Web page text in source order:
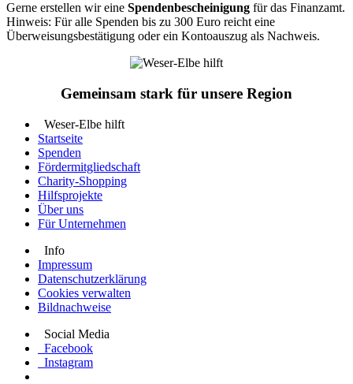
Gerne erstellen wir eine Spendenbescheinigung für das Finanzamt.
Hinweis: Für alle Spenden bis zu 300 Euro reicht eine
Überweisungsbestätigung oder ein Kontoauszug als Nachweis.
Gemeinsam stark für unsere Region
Weser-Elbe hilft
Startseite
Spenden
Fördermitgliedschaft
Charity-Shopping
Hilfsprojekte
Über uns
Für Unternehmen
Info
Impressum
Datenschutzerklärung
Cookies verwalten
Bildnachweise
Social Media
Facebook
Instagram